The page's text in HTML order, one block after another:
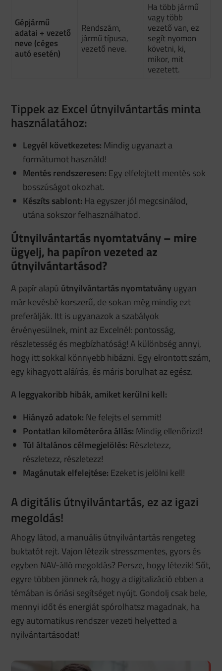
Gépjármű
adatai + vezető
neve (céges
autó esetén)
Rendszám,
jármű típusa,
vezető neve.
Ha több jármű
vagy több
vezető van, ez
segít nyomon
követni, ki,
mikor, mit
vezetett.
Tippek az Excel útnyilvántartás minta
használatához:
Legyél következetes: Mindig ugyanazt a
formátumot használd!
Mentés rendszeresen: Egy elfelejtett mentés sok
bosszúságot okozhat.
Készíts sablont: Ha egyszer jól megcsinálod,
utána sokszor felhasználhatod.
Útnyilvántartás nyomtatvány – mire
ügyelj, ha papíron vezeted az
útnyilvántartásod?
A papír alapú útnyilvántartás nyomtatványugyan
már kevésbé korszerű, de sokan még mindig ezt
preferálják. Itt is ugyanazok a szabályok
érvényesülnek, mint az Excelnél: pontosság,
részletesség és megbízhatóság! A különbség annyi,
hogy itt sokkal könnyebb hibázni. Egy elrontott szám,
egy kihagyott aláírás, és máris borulhat az egész.
A leggyakoribb hibák, amiket kerülni kell:
Hiányzó adatok: Ne felejts el semmit!
Pontatlan kilométeróra állás: Mindig ellenőrizd!
Túl általános célmegjelölés: Részletezz,
részletezz, részletezz!
Magánutak elfelejtése: Ezeket is jelölni kell!
A digitális útnyilvántartás, ez az igazi
megoldás!
Ahogy látod, a manuális útnyilvántartás rengeteg
buktatót rejt. Vajon létezik stresszmentes, gyors és
egyben NAV-álló megoldás? Persze, hogy létezik! Sőt,
egyre többen jönnek rá, hogy a digitalizáció ebben a
témában is óriási segítséget nyújt. Gondolj csak bele,
mennyi időt és energiát spórolhatsz magadnak, ha
egy automatikus rendszer vezeti helyetted a
nyilvántartásodat!